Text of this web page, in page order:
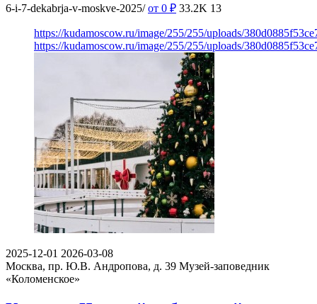
6-i-7-dekabrja-v-moskve-2025/ от 0 ₽ 33.2K 13
https://kudamoscow.ru/image/255/255/uploads/
https://kudamoscow.ru/image/255/255/uploads/
2025-12-01 2026-03-08
Москва, пр. Ю.В. Андропова, д. 39 Музей-заповедник
«Коломенское»